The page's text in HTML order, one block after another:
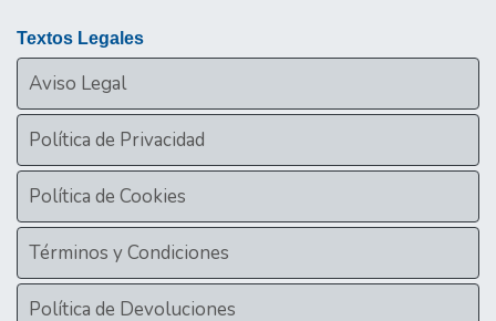
Textos Legales
Aviso Legal
Política de Privacidad
Política de Cookies
Términos y Condiciones
Política de Devoluciones